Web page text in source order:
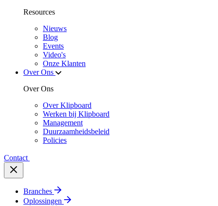
Resources
Nieuws
Blog
Events
Video's
Onze Klanten
Over Ons
Over Ons
Over Klipboard
Werken bij Klipboard
Management
Duurzaamheidsbeleid
Policies
Contact
Branches
Oplossingen